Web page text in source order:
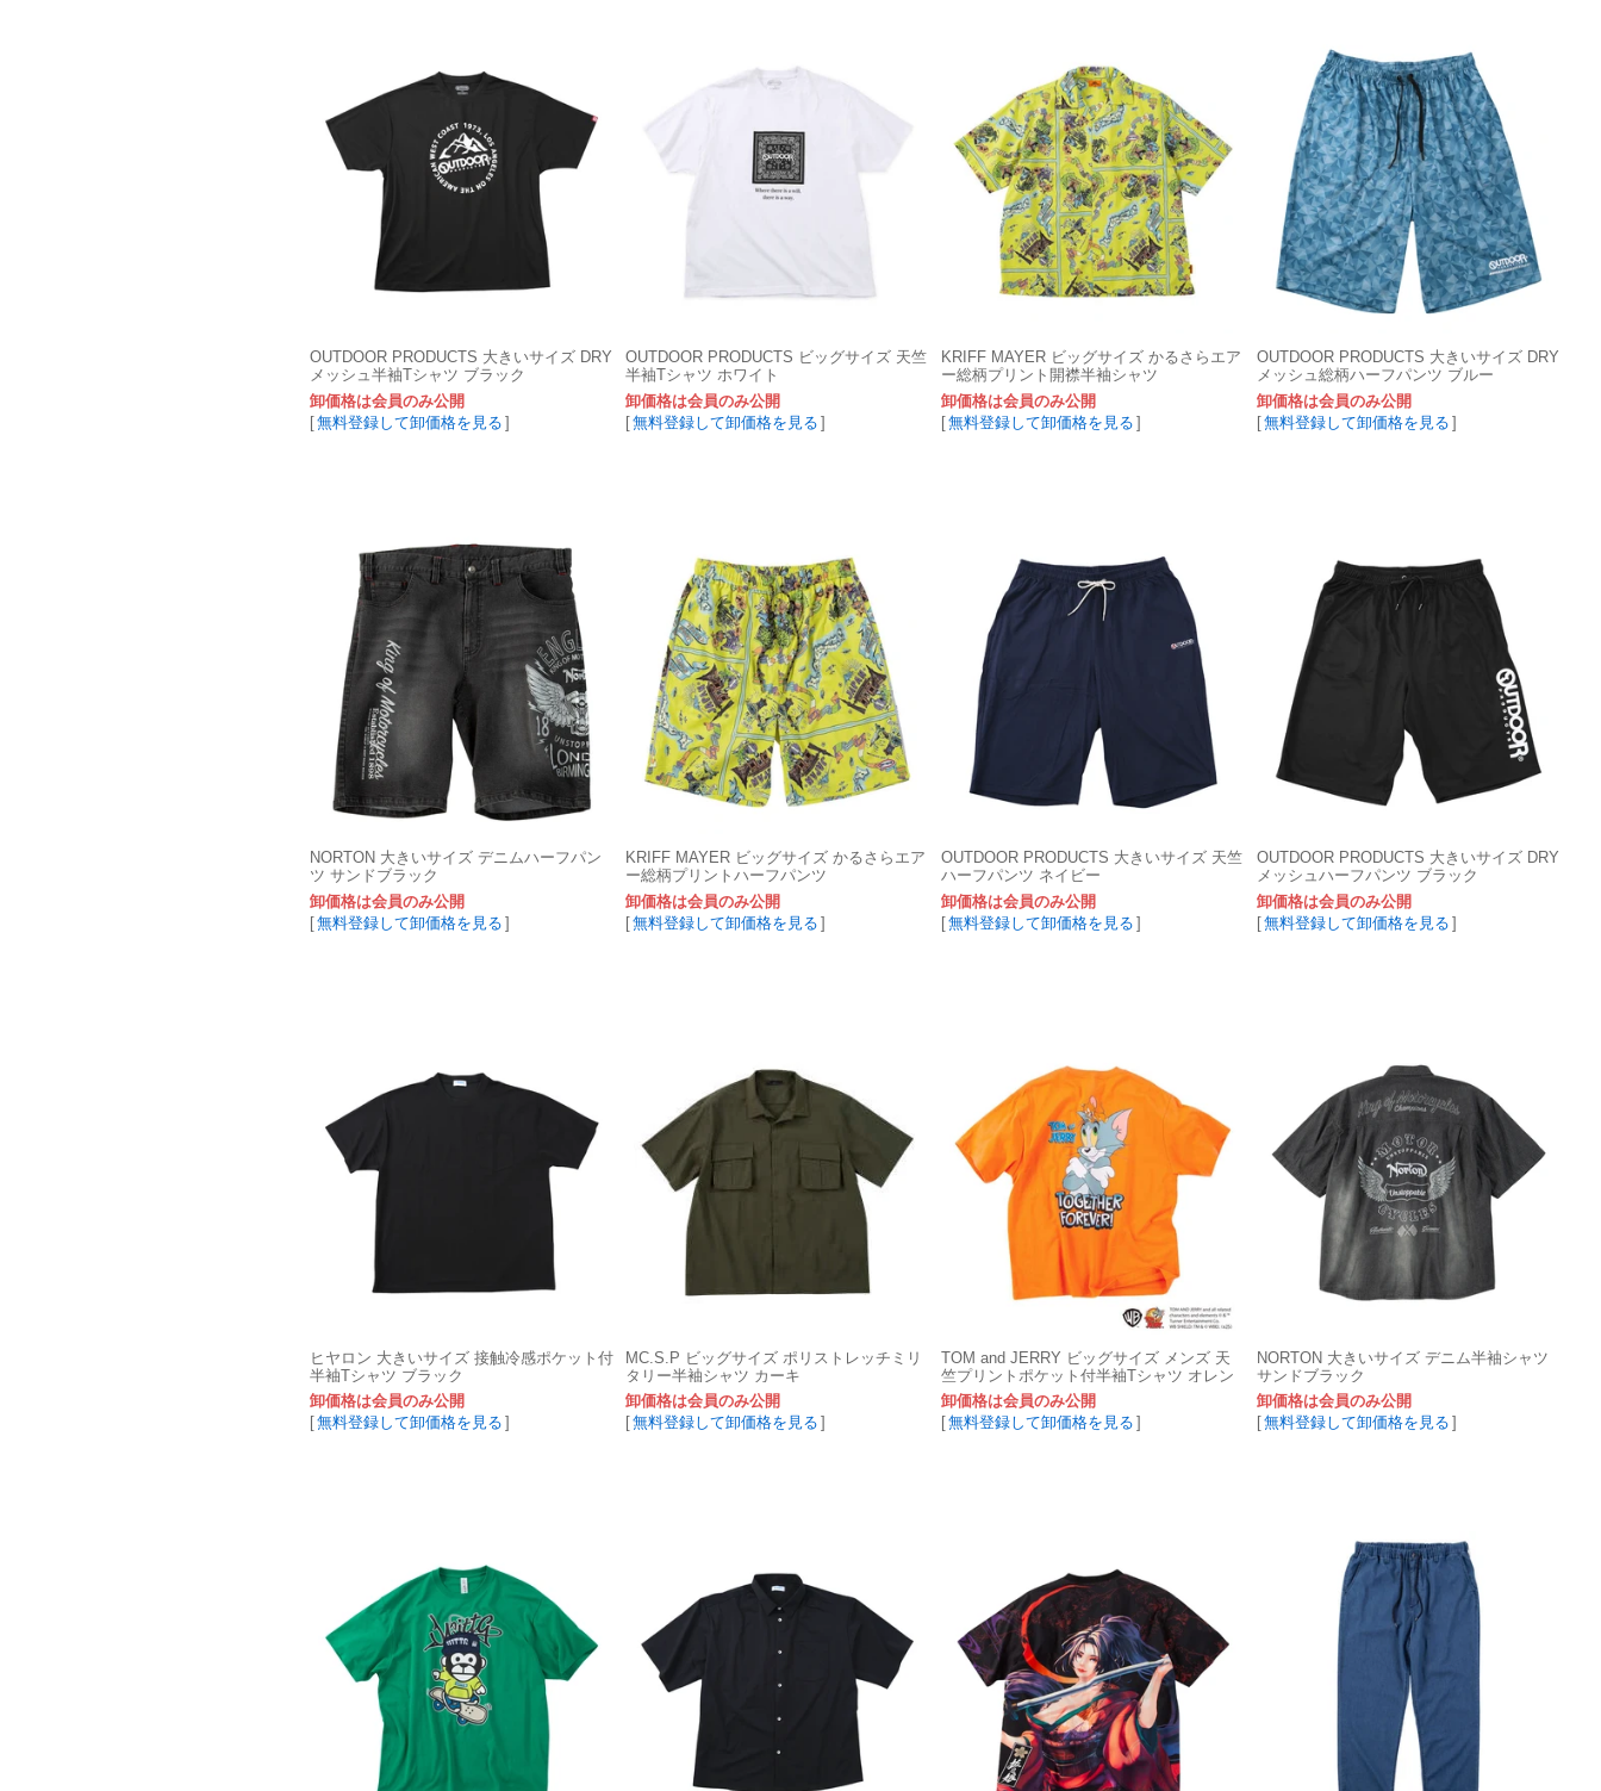
OUTDOOR PRODUCTS 大きいサイズ DRY
メッシュ半袖Tシャツ ブラック
卸価格は会員のみ公開
[無料登録して卸価格を見る ]
OUTDOOR PRODUCTS ビッグサイズ 天竺
半袖Tシャツ ホワイト
卸価格は会員のみ公開
[無料登録して卸価格を見る ]
KRIFF MAYER ビッグサイズ かるさらエア
ー総柄プリント開襟半袖シャツ
卸価格は会員のみ公開
[無料登録して卸価格を見る ]
OUTDOOR PRODUCTS 大きいサイズ DRY
メッシュ総柄ハーフパンツ ブルー
卸価格は会員のみ公開
[無料登録して卸価格を見る ]
NORTON 大きいサイズ デニムハーフパン
ツ サンドブラック
卸価格は会員のみ公開
[無料登録して卸価格を見る ]
KRIFF MAYER ビッグサイズ かるさらエア
ー総柄プリントハーフパンツ
卸価格は会員のみ公開
[無料登録して卸価格を見る ]
OUTDOOR PRODUCTS 大きいサイズ 天竺
ハーフパンツ ネイビー
卸価格は会員のみ公開
[無料登録して卸価格を見る ]
OUTDOOR PRODUCTS 大きいサイズ DRY
メッシュハーフパンツ ブラック
卸価格は会員のみ公開
[無料登録して卸価格を見る ]
ヒヤロン 大きいサイズ 接触冷感ポケット付
半袖Tシャツ ブラック
卸価格は会員のみ公開
[無料登録して卸価格を見る ]
MC.S.P ビッグサイズ ポリストレッチミリ
タリー半袖シャツ カーキ
卸価格は会員のみ公開
[無料登録して卸価格を見る ]
TOM and JERRY ビッグサイズ メンズ 天
竺プリントポケット付半袖Tシャツ オレン
ジ 3L 4L 5L 6L 8L
卸価格は会員のみ公開
[無料登録して卸価格を見る ]
NORTON 大きいサイズ デニム半袖シャツ
サンドブラック
卸価格は会員のみ公開
[無料登録して卸価格を見る ]